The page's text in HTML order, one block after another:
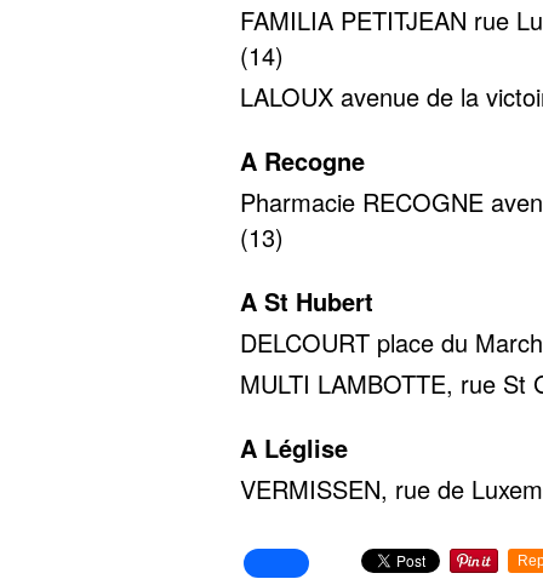
FAMILIA PETITJEAN rue
(14)
LALOUX avenue de la
A Recogne
Pharmacie RECOGNE
(13)
A St Hubert
DELCOURT place du
MULTI LAMBOTTE, rue St
A Léglise
VERMISSEN, rue de